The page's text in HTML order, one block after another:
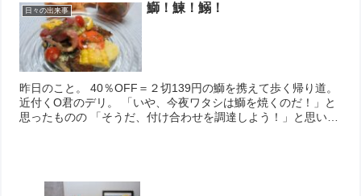
日々の出来事 鰤！鰊！鰯！
昨日のこと。 40％OFF＝２切139円の鰤を携えて歩く帰り道。
近付くO君のデリ。 「いや、今夜ワタシは鰤を焼くのだ！」と
思ったものの 「そうだ、付け合わせを調達しよう！」と思い付